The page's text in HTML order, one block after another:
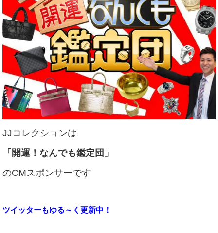
JJコレクションは
「開運！なんでも鑑定団」
のCMスポンサーです
ツイッターもゆる～く更新中！